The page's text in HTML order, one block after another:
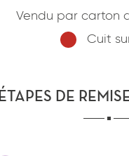
*J'ai lu et
Vendu par carton
Cuit
ÉTAPES DE